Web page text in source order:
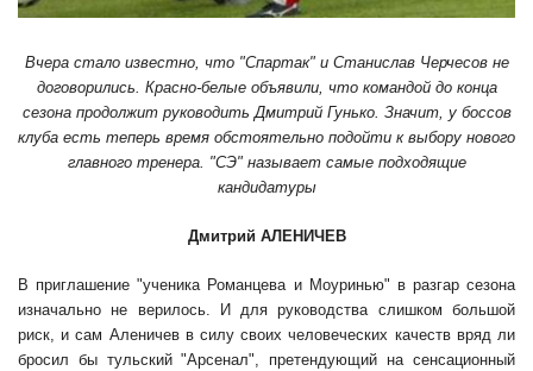
Вчера стало известно, что "Спартак" и Станислав Черчесов не
договорились. Красно-белые объявили, что командой до конца
сезона продолжит руководить Дмитрий Гунько. Значит, у боссов
клуба есть теперь время обстоятельно подойти к выбору нового
главного тренера. "СЭ" называет самые подходящие
кандидатуры
Дмитрий АЛЕНИЧЕВ
В приглашение "ученика Романцева и Моуринью" в разгар сезона
изначально не верилось. И для руководства слишком большой
риск, и сам Аленичев в силу своих человеческих качеств вряд ли
бросил бы тульский "Арсенал", претендующий на сенсационный